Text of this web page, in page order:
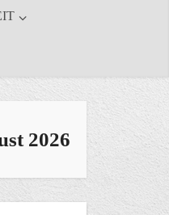
2026